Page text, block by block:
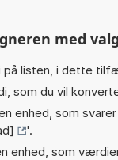
med
listen, i dette
som du vil
enhed, som
'.
enhed, som